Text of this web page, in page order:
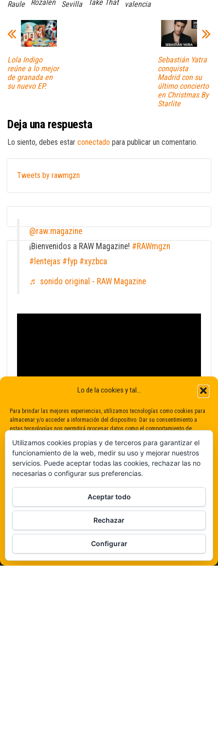
Lo de la cookies y tal...
Para brindar las mejores experiencias, utilizamos tecnologías como cookies para
almacenar y/o acceder a información del dispositivo. Dar su consentimiento a
estas tecnologías nos permitirá procesar datos como el comportamiento de
consentimiento puede afectar negativamente a determinadas características y
funciones.
De ninguna manera
Veámos que hay aquí
Política de cookies
Raule
Rozalén Sevilla Take That valencia
Lola Indigo
reúne a lo mejor
de granada en
su nuevo EP.
Sebastián Yatra
conquista
Madrid con su
último concierto
en Christmas By
Starlite
Deja una respuesta
Lo siento, debes estar conectado para publicar un comentario.
Tweets by rawmgzn
@raw.magazine
¡Bienvenidos a RAW Magazine! #RAWmgzn
#lentejas #fyp #xyzbca
♬ sonido original - RAW Magazine
Funciona gracias aWordPress |Tema:Envo Magazine
Utilizamos cookies propias y de terceros para garantizar el
funcionamiento de la web, medir su uso y mejorar nuestros
servicios. Puede aceptar todas las cookies, rechazar las no
necesarias o configurar sus preferencias.
Aceptar todo
Rechazar
Configurar